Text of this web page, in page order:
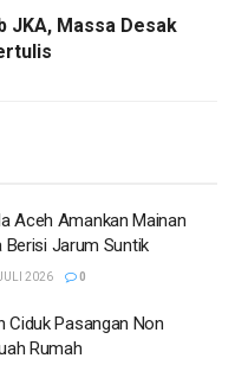
JKA, Massa Desak
Aceh Amankan Mainan
Berisi Jarum Suntik
2026 0
Ciduk Pasangan Non
Rumah